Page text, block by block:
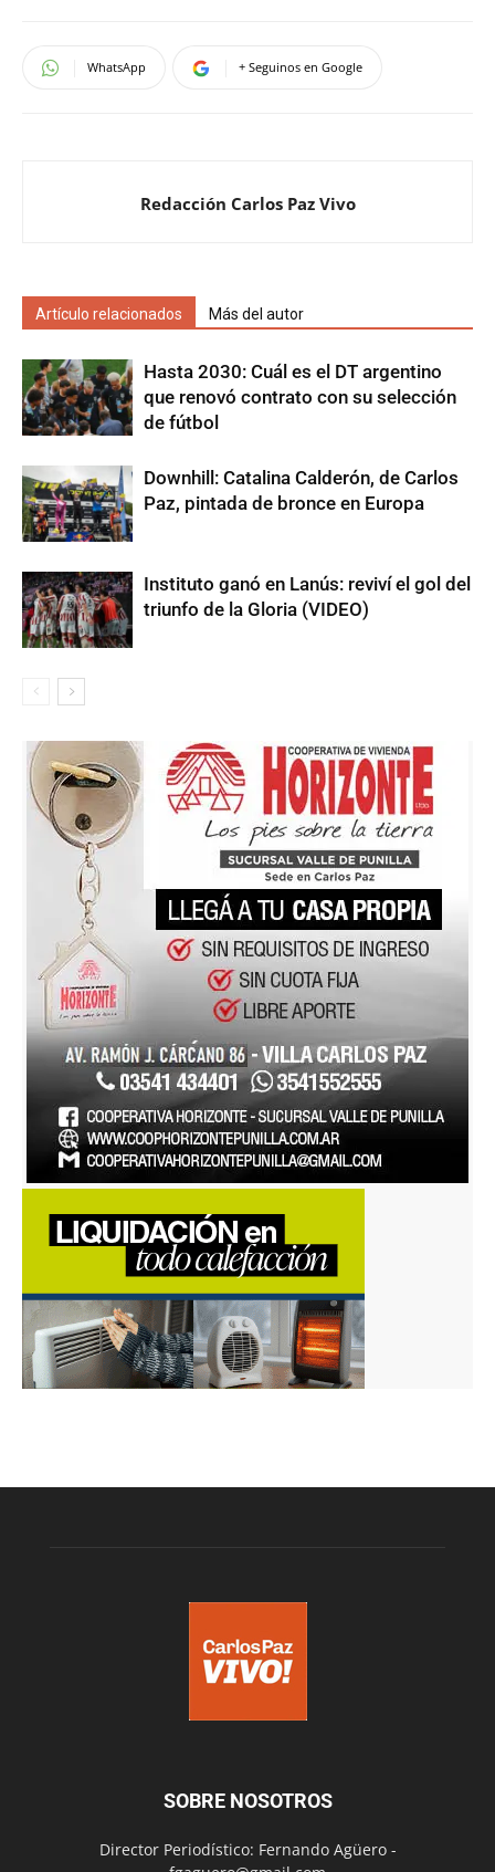
WhatsApp + Seguinos en Google
Redacción Carlos Paz Vivo
Artículo relacionados Más del autor
Hasta 2030: Cuál es el DT argentino
que renovó contrato con su selección
de fútbol
Downhill: Catalina Calderón, de Carlos
Paz, pintada de bronce en Europa
Instituto ganó en Lanús: reviví el gol del
triunfo de la Gloria (VIDEO)
SOBRE NOSOTROS
Director Periodístico: Fernando Agüero -